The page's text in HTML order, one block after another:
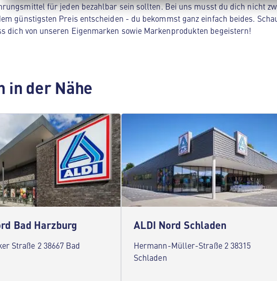
für jeden bezahlbar sein sollten. Bei uns musst du dich nicht
günstigsten Preis entscheiden - du bekommst ganz einfach beides.
dich von unseren Eigenmarken sowie Markenprodukten begeistern!
in der Nähe
Bad Harzburg
Straße 2 38667 Bad
ALDI Nord Schladen
Hermann-Müller-Straße 2 38315
Schladen